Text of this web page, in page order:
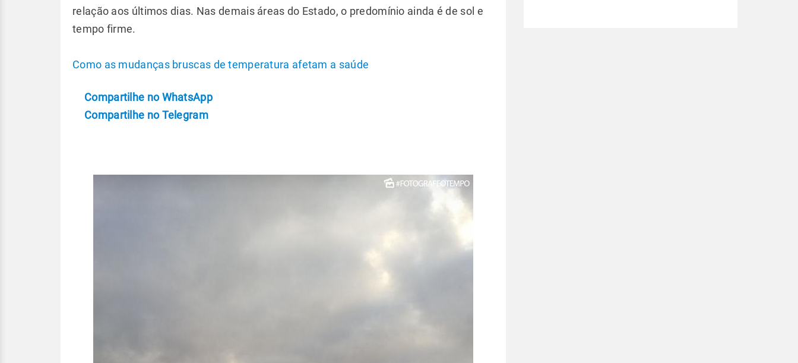
relação aos últimos dias. Nas demais áreas do Estado, o predomínio ainda é de sol e
tempo firme.
Como as mudanças bruscas de temperatura afetam a saúde
Compartilhe no WhatsApp
Compartilhe no Telegram